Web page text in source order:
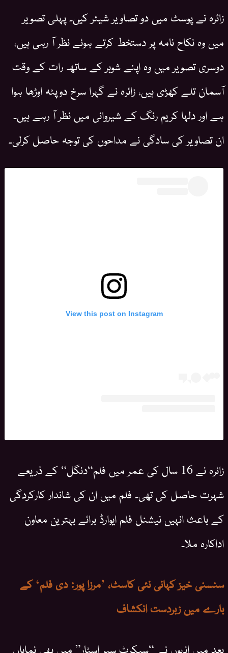
زائرہ نے پوسٹ میں دو تصاویر شیئر کیں۔ پہلی تصویر
میں وہ نکاح نامہ پر دستخط کرتے ہوئے نظر آ رہی ہیں،
دوسری تصویر میں وہ اپنے شوہر کے ساتھ رات کے وقت
آسمان تلے کھڑی ہیں، زائرہ نے گہرا سرخ دوپٹہ اوڑھا ہوا
ہے اور دلہا کریم رنگ کے شیروانی میں نظر آ رہے ہیں۔
ان تصاویر کی سادگی نے مداحوں کی توجہ حاصل کرلی۔
View this post on Instagram
زائرہ نے 16 سال کی عمر میں فلم“دنگل“ کے ذریعے
شہرت حاصل کی تھی۔ فلم میں ان کی شاندار کارکردگی
کے باعث انہیں نیشنل فلم ایوارڈ برائے بہترین معاون
اداکارہ ملا۔
سنسنی خیز کہانی نئی کاسٹ، ’مرزا پور: دی فلم‘ کے
بارے میں زبردست انکشاف
بعد میں انہوں نے “سیکرٹ سپر اسٹار” میں بھی نمایاں